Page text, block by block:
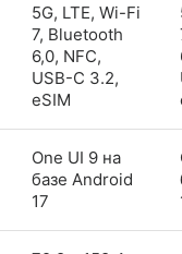
5G, LTE, Wi-Fi
7, Bluetooth
6,0, NFC,
USB-C 3.2,
eSIM
One UI 9 на
базе Android
17